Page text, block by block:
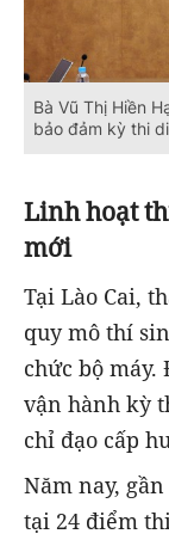
Bà Vũ Thị Hiền
bảo đảm kỳ thi
Linh hoạt
mới
Tại Lào Cai,
quy mô thí
chức bộ
vận hành kỳ
chỉ đạo cấp
Năm nay,
tại 24 điểm